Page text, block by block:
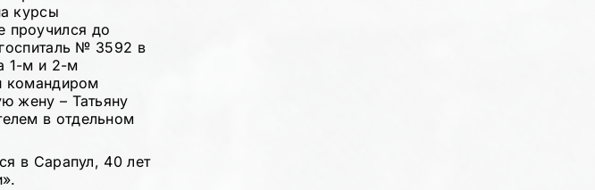
курсы
проучился до
№ 3592 в
1-м и 2-м
командиром
жену – Татьяну
в отдельном
в Сарапул, 40 лет